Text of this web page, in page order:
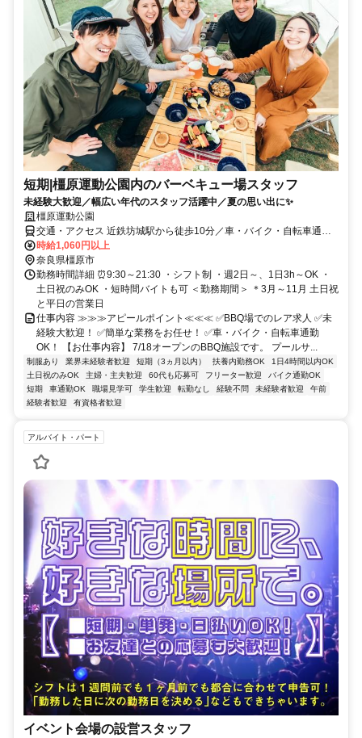
短期|橿原運動公園内のバーベキュー場スタッフ
未経験大歓迎／幅広い年代のスタッフ活躍中／夏の思い出に✨
橿原運動公園
交通・アクセス 近鉄坊城駅から徒歩10分／車・バイク・自転車通勤
OK
時給1,060円以上
奈良県橿原市
勤務時間詳細 ⏰9:30～21:30 ・シフト制 ・週2日～、1日3h～OK ・
土日祝のみOK ・短時間バイトも可 ＜勤務期間＞ ＊3月～11月 土日祝
と平日の営業日
仕事内容 ≫≫≫アピールポイント≪≪≪ ✅BBQ場でのレア求人 ✅未
経験大歓迎！ ✅簡単な業務をお任せ！ ✅車・バイク・自転車通勤
OK！ 【お仕事内容】 7/18オープンのBBQ施設です。 プールサ...
制服あり 業界未経験者歓迎 短期（3ヵ月以内） 扶養内勤務OK
1日4時間以内OK
土日祝のみOK
主婦・主夫歓迎 60代も応募可 フリーター歓迎
バイク通勤OK
短期
車通勤OK 職場見学可 学生歓迎 転勤なし 経験不問 未経験者歓迎
午前
経験者歓迎
有資格者歓迎
アルバイト・パート
イベント会場の設営スタッフ